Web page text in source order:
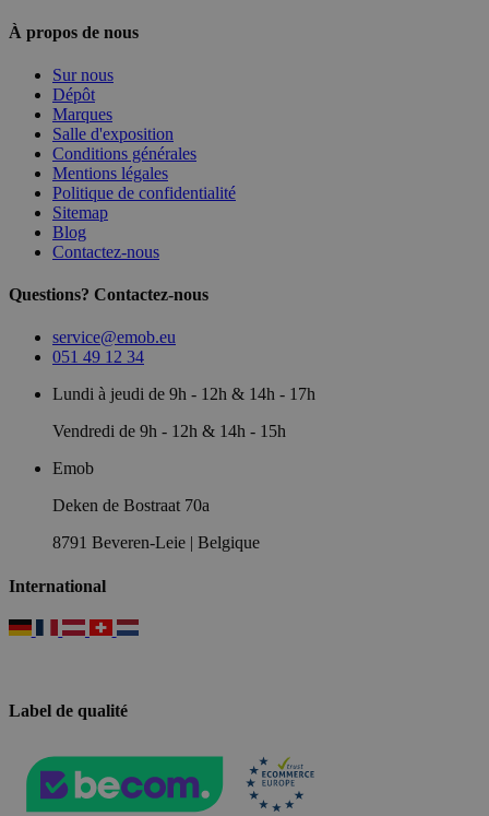
À propos de nous
Sur nous
Dépôt
Marques
Salle d'exposition
Conditions générales
Mentions légales
Politique de confidentialité
Sitemap
Blog
Contactez-nous
Questions? Contactez-nous
service@emob.eu
051 49 12 34
Lundi à jeudi de 9h - 12h & 14h - 17h
Vendredi de 9h - 12h & 14h - 15h
Emob
Deken de Bostraat 70a
8791 Beveren-Leie | Belgique
International
Label de qualité